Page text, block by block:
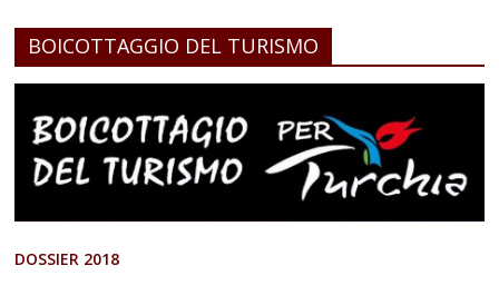
BOICOTTAGGIO DEL TURISMO
DOSSIER 2018